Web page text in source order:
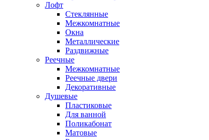
Лофт
Стеклянные
Межкомнатные
Окна
Металлические
Раздвижные
Реечные
Межкомнатные
Реечные двери
Декоративные
Душевые
Пластиковые
Для ванной
Поликабонат
Матовые